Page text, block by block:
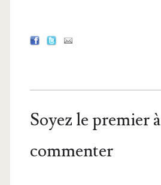
Soyez le premier à
commenter